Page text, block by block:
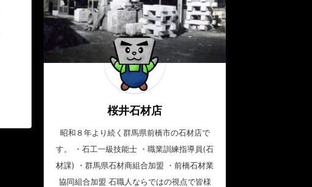
桜井石材店
昭和８年より続く群馬県前橋市の石材店で
す。 ・石工一級技能士 ・職業訓練指導員(石
材課) ・群馬県石材商組合加盟 ・前橋石材業
協同組合加盟 石職人ならではの視点で皆様